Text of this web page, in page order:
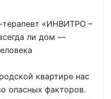
терапевт «ИНВИТРО –
ли дом —
квартире нас
опасных факторов.